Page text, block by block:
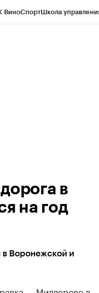
ВиноСпортШкола
в
на год
Воронежской и